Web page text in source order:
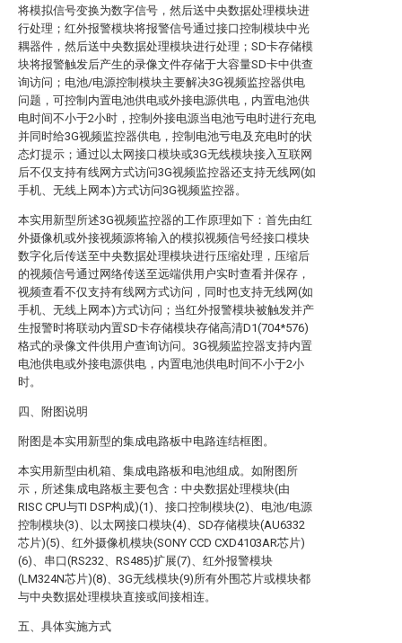
将模拟信号变换为数字信号，然后送中央数据处理模块进
行处理；红外报警模块将报警信号通过接口控制模块中光
耦器件，然后送中央数据处理模块进行处理；SD卡存储模
块将报警触发后产生的录像文件存储于大容量SD卡中供查
询访问；电池/电源控制模块主要解决3G视频监控器供电
问题，可控制内置电池供电或外接电源供电，内置电池供
电时间不小于2小时，控制外接电源当电池亏电时进行充电
并同时给3G视频监控器供电，控制电池亏电及充电时的状
态灯提示；通过以太网接口模块或3G无线模块接入互联网
后不仅支持有线网方式访问3G视频监控器还支持无线网(如
手机、无线上网本)方式访问3G视频监控器。
本实用新型所述3G视频监控器的工作原理如下：首先由红
外摄像机或外接视频源将输入的模拟视频信号经接口模块
数字化后传送至中央数据处理模块进行压缩处理，压缩后
的视频信号通过网络传送至远端供用户实时查看并保存，
视频查看不仅支持有线网方式访问，同时也支持无线网(如
手机、无线上网本)方式访问；当红外报警模块被触发并产
生报警时将联动内置SD卡存储模块存储高清D1(704*576)
格式的录像文件供用户查询访问。3G视频监控器支持内置
电池供电或外接电源供电，内置电池供电时间不小于2小
时。
四、附图说明
附图是本实用新型的集成电路板中电路连结框图。
本实用新型由机箱、集成电路板和电池组成。如附图所
示，所述集成电路板主要包含：中央数据处理模块(由
RISC CPU与TI DSP构成)(1)、接口控制模块(2)、电池/电源
控制模块(3)、以太网接口模块(4)、SD存储模块(AU6332
芯片)(5)、红外摄像机模块(SONY CCD CXD4103AR芯片)
(6)、串口(RS232、RS485)扩展(7)、红外报警模块
(LM324N芯片)(8)、3G无线模块(9)所有外围芯片或模块都
与中央数据处理模块直接或间接相连。
五、具体实施方式